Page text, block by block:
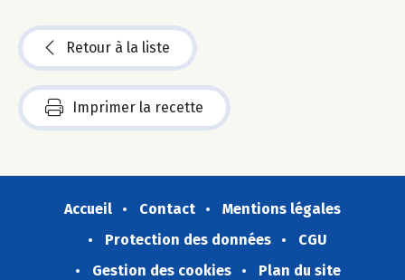
Retour à la liste
Imprimer la recette
Accueil Contact
Mentions légales
Protection des données
CGU
Gestion des cookies
Plan du site